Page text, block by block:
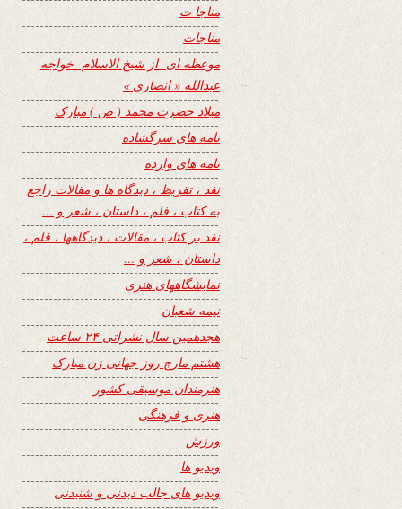
مناجا ت
مناجات
موعظه ای از شیخ الاسلام خواجه
عبدالله « انصاری »
میلاد حضرت محمد ( ص ) مبارک
نامه های سرگشاده
نامه های وارده
نفد ، تقریظ ، دیدگاه ها و مقالات راجع
به کتاب ، فلم ، داستان ، شعر و …
نفد بر کتاب ، مقالات ، دیدگاهها ، فلم ،
داستان ، شعر و …
نمایشگاههای هنری
نیمه شعبان
هجدهمین سال نشراتی ۲۴ ساعت
هشتم مارچ روز جهانی زن مبارک
هنرمندان موسیقی کشور
هنری و فرهنگی
ورزش
ویدیو ها
ویدیو های جالب دیدنی و شنیدنی